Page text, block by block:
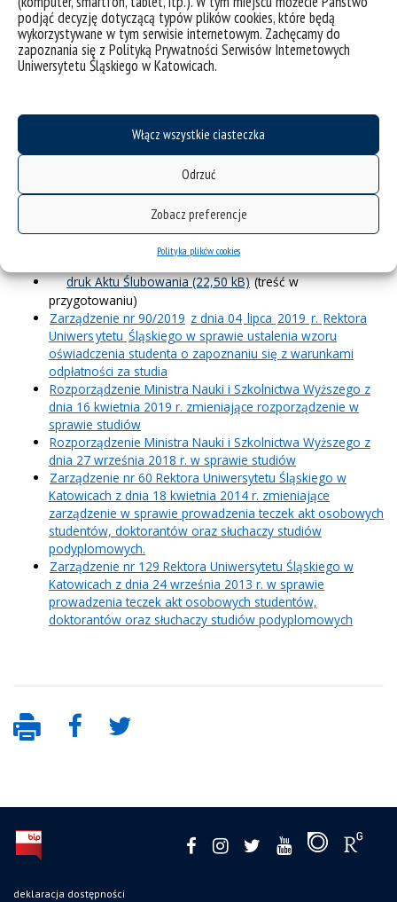
podjąć decyzję dotyczącą typów plików cookies, które będą
wykorzystywane w tym serwisie internetowym. Zachęcamy do
zapoznania się z Polityką Prywatności Serwisów Internetowych
Uniwersytetu Śląskiego w Katowicach.
Włącz wszystkie ciasteczka
Odrzuć
Zobacz preferencje
Polityka plików cookies
dyplomowej
Archiwum
prowadzenia Księgi Dyplomów oraz składania pracy
Zarządzenie nr 105/2009 z dnia 20 października 2009 r.
Rektora Uniwersytetu Śląskiego zmieniające zarządzenie w
sprawie prowadzenia Księgi Dyplomów oraz składania
pracy dyplomowej
Załącznik do zarządzenia nr 105 z dnia 20 października
2009 r. Rektora Uniwersytetu Śląskiego
projekt strony tytułowej pracy dyplomowej,
druk Aktu Ślubowania
(treść w
przygotowaniu)
Zarządzenie nr 90/2019 z dnia 04 lipca 2019 r. Rektora
Uniwersytetu Śląskiego w sprawie ustalenia wzoru
oświadczenia studenta o zapoznaniu się z warunkami
odpłatności za studia
Rozporządzenie Ministra Nauki i Szkolnictwa Wyższego z
dnia 16 kwietnia 2019 r. zmieniające rozporządzenie w
sprawie studiów
Rozporządzenie Ministra Nauki i Szkolnictwa Wyższego z
dnia 27 września 2018 r. w sprawie studiów
Zarządzenie nr 60 Rektora Uniwersytetu Śląskiego w
Katowicach z dnia 18 kwietnia 2014 r. zmieniające
zarządzenie w sprawie prowadzenia teczek akt osobowych
studentów, doktorantów oraz słuchaczy studiów
podyplomowych.
Zarządzenie nr 129 Rektora Uniwersytetu Śląskiego w
Katowicach z dnia 24 września 2013 r. w sprawie
prowadzenia teczek akt osobowych studentów,
doktorantów oraz słuchaczy studiów podyplomowych
deklaracja dostępności